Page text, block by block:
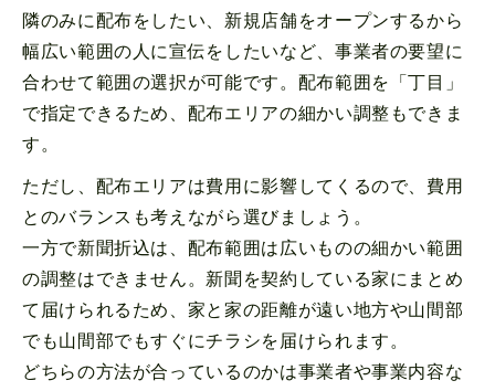
隣のみに配布をしたい、新規店舗をオープンするから
幅広い範囲の人に宣伝をしたいなど、事業者の要望に
合わせて範囲の選択が可能です。配布範囲を「丁目」
で指定できるため、配布エリアの細かい調整もできま
す。
ただし、配布エリアは費用に影響してくるので、費用
とのバランスも考えながら選びましょう。
一方で新聞折込は、配布範囲は広いものの細かい範囲
の調整はできません。新聞を契約している家にまとめ
て届けられるため、家と家の距離が遠い地方や山間部
でも山間部でもすぐにチラシを届けられます。
どちらの方法が合っているのかは事業者や事業内容な